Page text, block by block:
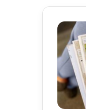
tus
chats
en
un
libro